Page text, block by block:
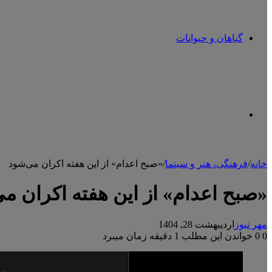
گیاهان و حیوانات
خانه/فرهنگی، هنر و سینما/«صبح اعدام» از این هفته اکران می‌شود
«صبح اعدام» از این هفته اکران
مهر نیوز اردیبهشت 28, 1404
0
خواندن این مطلب 1 دقیقه زمان میبرد